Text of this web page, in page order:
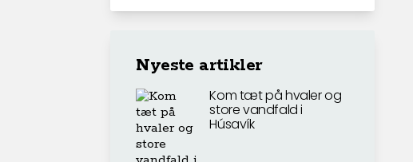
Nyeste artikler
Kom tæt på hvaler og
store vandfald i
Húsavík